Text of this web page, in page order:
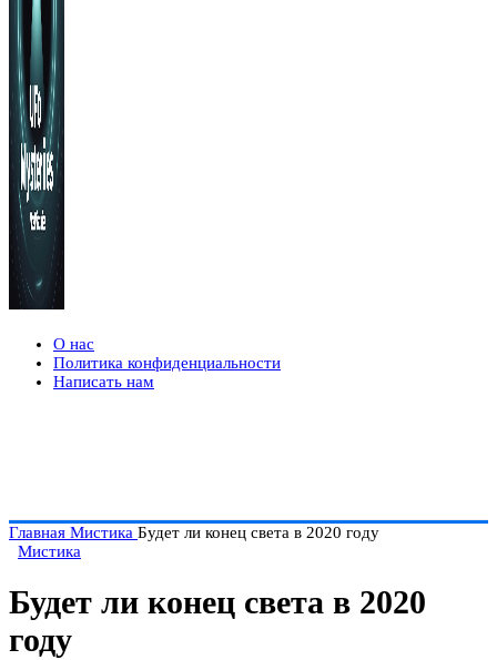
О нас
Политика конфиденциальности
Написать нам
Главная Мистика Будет ли конец света в 2020 году
Мистика
Будет ли конец света в 2020
году